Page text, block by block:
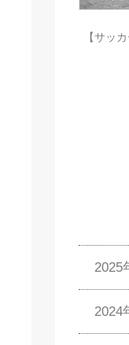
【サッ
2025
2024